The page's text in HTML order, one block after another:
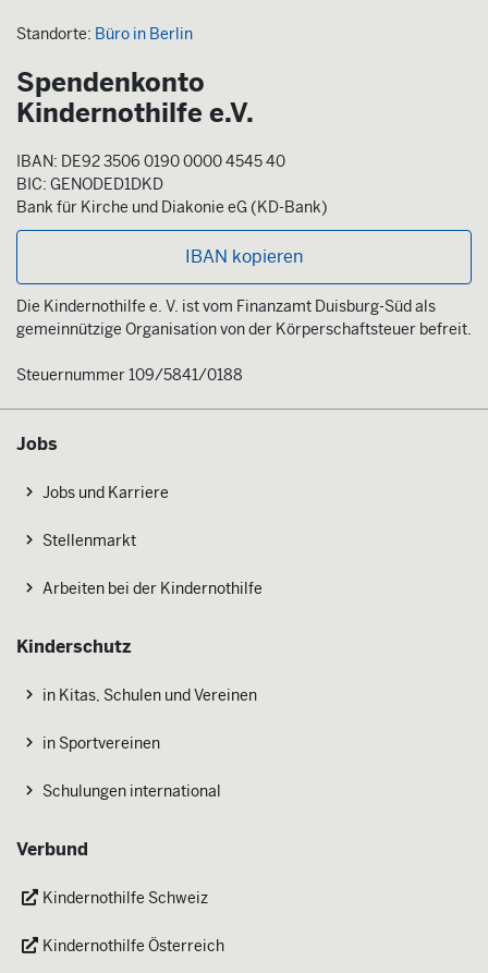
Standorte: Büro in Berlin
Spendenkonto
Kindernothilfe e.V.
IBAN: DE92 3506 0190 0000 4545 40
BIC: GENODED1DKD
Bank für Kirche und Diakonie eG (KD-Bank)
IBAN kopieren
Die Kindernothilfe e. V. ist vom Finanzamt Duisburg-Süd als
gemeinnützige Organisation von der Körperschaftsteuer befreit.
Steuernummer 109/5841/0188
Jobs
Jobs und Karriere
Stellenmarkt
Arbeiten bei der Kindernothilfe
Kinderschutz
in Kitas, Schulen und Vereinen
in Sportvereinen
Schulungen international
Verbund
Kindernothilfe Schweiz
Kindernothilfe Österreich